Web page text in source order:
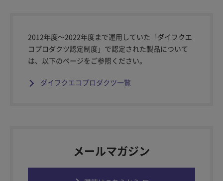
2012年度～2022年度まで運用していた「ダイフクエ
コプロダクツ認定制度」で認定された製品について
は、以下のページをご参照ください。
ダイフクエコプロダクツ一覧
メールマガジン